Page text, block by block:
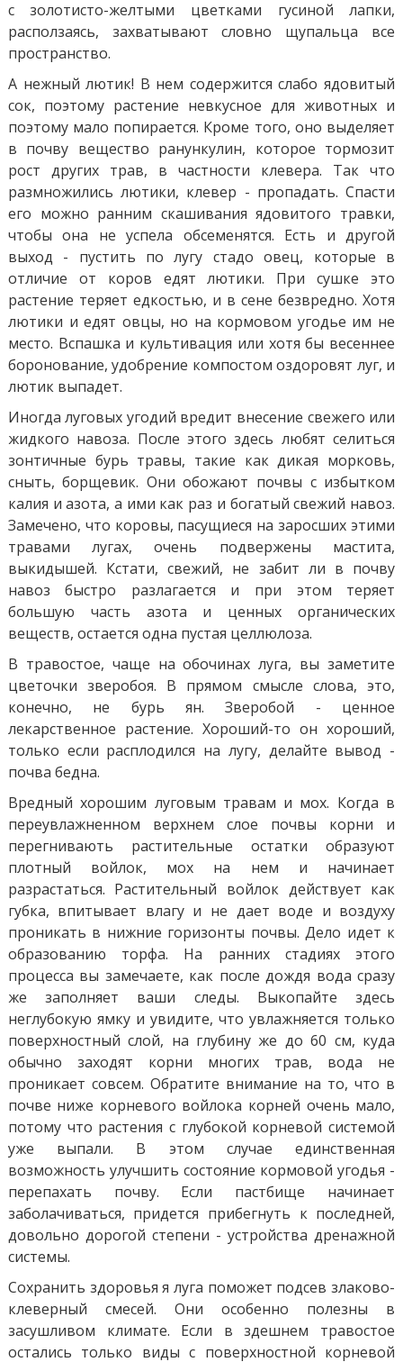
с золотисто-желтыми цветками гусиной лапки,
расползаясь, захватывают словно щупальца все
пространство.
А нежный лютик! В нем содержится слабо ядовитый
сок, поэтому растение невкусное для животных и
поэтому мало попирается. Кроме того, оно выделяет
в почву вещество ранункулин, которое тормозит
рост других трав, в частности клевера. Так что
размножились лютики, клевер - пропадать. Спасти
его можно ранним скашивания ядовитого травки,
чтобы она не успела обсеменятся. Есть и другой
выход - пустить по лугу стадо овец, которые в
отличие от коров едят лютики. При сушке это
растение теряет едкостью, и в сене безвредно. Хотя
лютики и едят овцы, но на кормовом угодье им не
место. Вспашка и культивация или хотя бы весеннее
боронование, удобрение компостом оздоровят луг, и
лютик выпадет.
Иногда луговых угодий вредит внесение свежего или
жидкого навоза. После этого здесь любят селиться
зонтичные бурь травы, такие как дикая морковь,
сныть, борщевик. Они обожают почвы с избытком
калия и азота, а ими как раз и богатый свежий навоз.
Замечено, что коровы, пасущиеся на заросших этими
травами лугах, очень подвержены мастита,
выкидышей. Кстати, свежий, не забит ли в почву
навоз быстро разлагается и при этом теряет
большую часть азота и ценных органических
веществ, остается одна пустая целлюлоза.
В травостое, чаще на обочинах луга, вы заметите
цветочки зверобоя. В прямом смысле слова, это,
конечно, не бурь ян. Зверобой - ценное
лекарственное растение. Хороший-то он хороший,
только если расплодился на лугу, делайте вывод -
почва бедна.
Вредный хорошим луговым травам и мох. Когда в
переувлажненном верхнем слое почвы корни и
перегнивають растительные остатки образуют
плотный войлок, мох на нем и начинает
разрастаться. Растительный войлок действует как
губка, впитывает влагу и не дает воде и воздуху
проникать в нижние горизонты почвы. Дело идет к
образованию торфа. На ранних стадиях этого
процесса вы замечаете, как после дождя вода сразу
же заполняет ваши следы. Выкопайте здесь
неглубокую ямку и увидите, что увлажняется только
поверхностный слой, на глубину же до 60 см, куда
обычно заходят корни многих трав, вода не
проникает совсем. Обратите внимание на то, что в
почве ниже корневого войлока корней очень мало,
потому что растения с глубокой корневой системой
уже выпали. В этом случае единственная
возможность улучшить состояние кормовой угодья -
перепахать почву. Если пастбище начинает
заболачиваться, придется прибегнуть к последней,
довольно дорогой степени - устройства дренажной
системы.
Сохранить здоровья я луга поможет подсев злаково-
клеверный смесей. Они особенно полезны в
засушливом климате. Если в здешнем травостое
остались только виды с поверхностной корневой